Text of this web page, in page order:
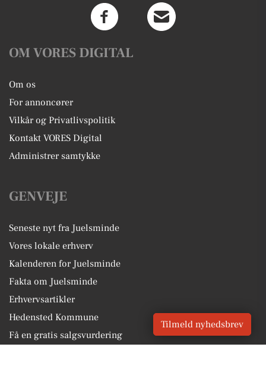
OM VORES DIGITAL
Om os
For annoncører
Vilkår og Privatlivspolitik
Kontakt VORES Digital
Administrer samtykke
GENVEJE
Seneste nyt fra Juelsminde
Vores lokale erhverv
Kalenderen for Juelsminde
Fakta om Juelsminde
Erhvervsartikler
Hedensted Kommune
Få en gratis salgsvurdering
Tilmeld nyhedsbrev